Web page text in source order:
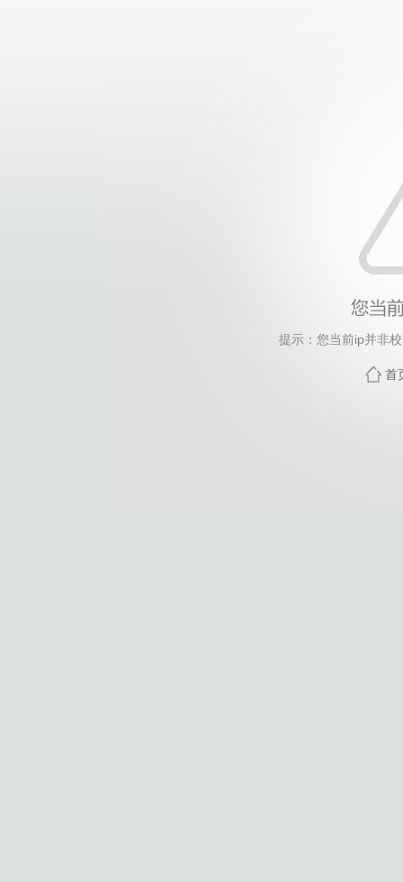
提示：您当前ip并非
首